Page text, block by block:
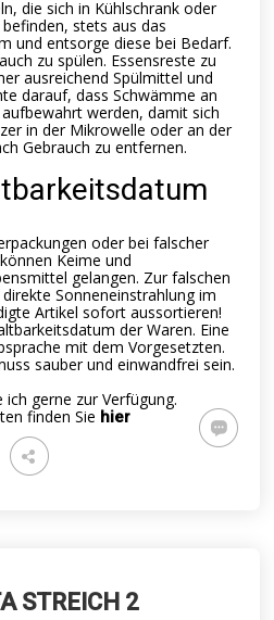
die sich in Kühlschrank oder
stets aus das
und entsorge diese bei Bedarf.
zu spülen. Essensreste zu
ausreichend Spülmittel und
darauf, dass Schwämme an
werden, damit sich
in der Mikrowelle oder an der
Gebrauch zu entfernen.
oder bei falscher
Keime und
gelangen. Zur falschen
Sonneneinstrahlung im
Artikel sofort aussortieren!
der Waren. Eine
mit dem Vorgesetzten.
sauber und einwandfrei sein.
ich gerne zur Verfügung.
finden Sie hier
STREICH 2